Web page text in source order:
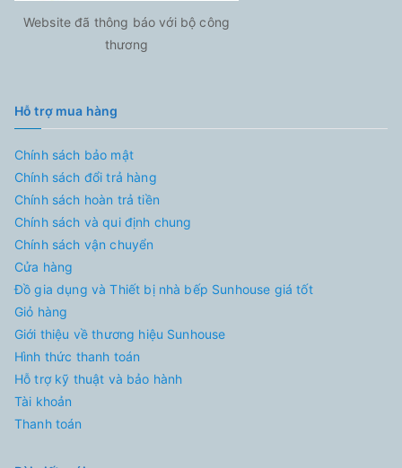
Website đã thông báo với bộ công
thương
Hỗ trợ mua hàng
Chính sách bảo mật
Chính sách đổi trả hàng
Chính sách hoàn trả tiền
Chính sách và qui định chung
Chính sách vận chuyển
Cửa hàng
Đồ gia dụng và Thiết bị nhà bếp Sunhouse giá tốt
Giỏ hàng
Giới thiệu về thương hiệu Sunhouse
Hình thức thanh toán
Hỗ trợ kỹ thuật và bảo hành
Tài khoản
Thanh toán